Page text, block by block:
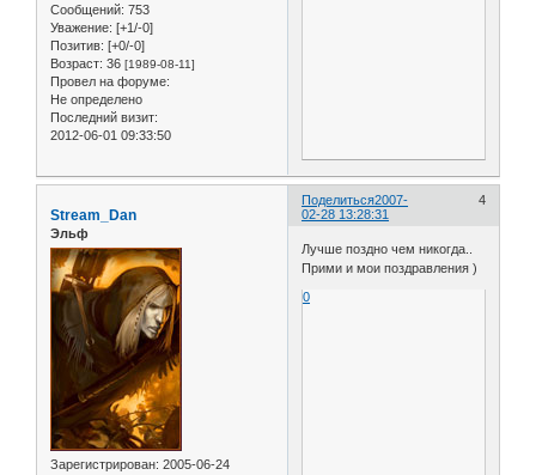
Сообщений: 753
Уважение: [+1/-0]
Позитив: [+0/-0]
Возраст: 36 [1989-08-11]
Провел на форуме:
Не определено
Последний визит:
2012-06-01 09:33:50
Поделиться 4
2007-
02-28 13:28:31
Stream_Dan
Эльф
Зарегистрирован: 2005-06-24
Лучше поздно чем никогда..
Прими и мои поздравления )
0